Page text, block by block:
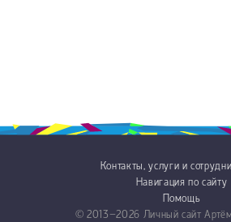
Контакты, услуги и
Навигация по сайту
Помощь
© 2013−2026 Личный сайт